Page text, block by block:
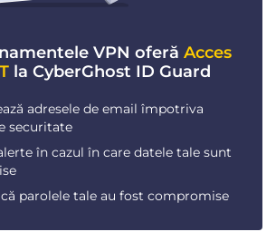
VPN oferă Acces
la CyberGhost ID Guard
adresele de email împotriva
securitate
în cazul în care datele tale sunt
parolele tale au fost compromise